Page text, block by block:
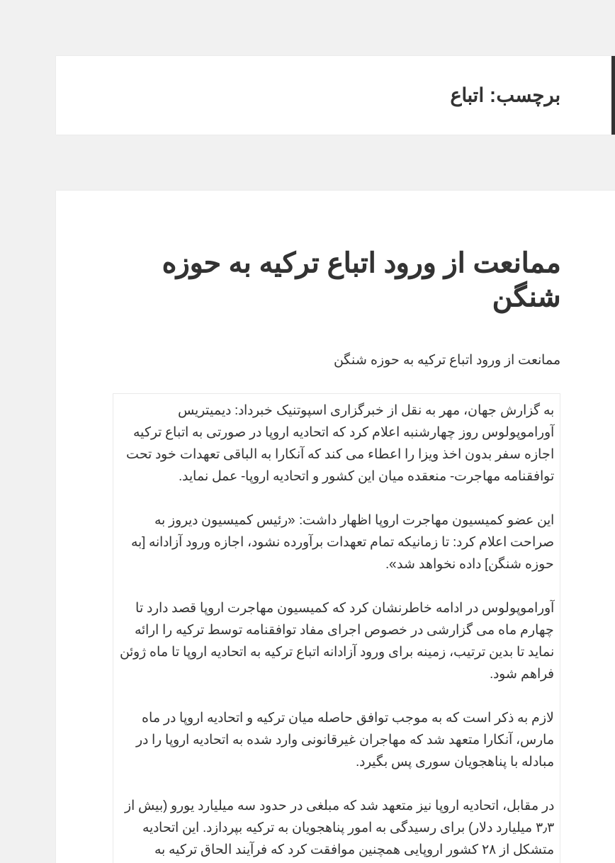
برچسب: اتباع
ممانعت از ورود اتباع ترکیه به حوزه
شنگن
ممانعت از ورود اتباع ترکیه به حوزه شنگن
به گزارش جهان، مهر به نقل از خبرگزاری اسپوتنیک خبرداد: دیمیتریس
آوراموپولوس روز چهارشنبه اعلام کرد که اتحادیه اروپا در صورتی به اتباع ترکیه
اجازه سفر بدون اخذ ویزا را اعطاء می کند که آنکارا به الباقی تعهدات خود تحت
توافقنامه مهاجرت- منعقده میان این کشور و اتحادیه اروپا- عمل نماید.
این عضو کمیسیون مهاجرت اروپا اظهار داشت: «رئیس کمیسیون دیروز به
صراحت اعلام کرد: تا زمانیکه تمام تعهدات برآورده نشود،‌ اجازه ورود آزادانه [به
حوزه شنگن] داده نخواهد شد».
آوراموپولوس در ادامه خاطرنشان کرد که کمیسیون مهاجرت اروپا قصد دارد تا
چهارم ماه می گزارشی در خصوص اجرای مفاد توافقنامه توسط ترکیه را ارائه
نماید تا بدین ترتیب، زمینه برای ورود آزادانه اتباع ترکیه به اتحادیه اروپا تا ماه ژوئن
فراهم شود.
لازم به ذکر است که به موجب توافق حاصله میان ترکیه و اتحادیه اروپا در ماه
مارس،‌ آنکارا متعهد شد که مهاجران غیرقانونی وارد شده به اتحادیه اروپا را در
مبادله با پناهجویان سوری پس بگیرد.
در مقابل، اتحادیه اروپا نیز متعهد شد که مبلغی در حدود سه میلیارد یورو (بیش از
۳٫۳ میلیارد دلار) برای رسیدگی به امور پناهجویان به ترکیه بپردازد. این اتحادیه
متشکل از ۲۸ کشور اروپایی همچنین موافقت کرد که فرآیند الحاق ترکیه به